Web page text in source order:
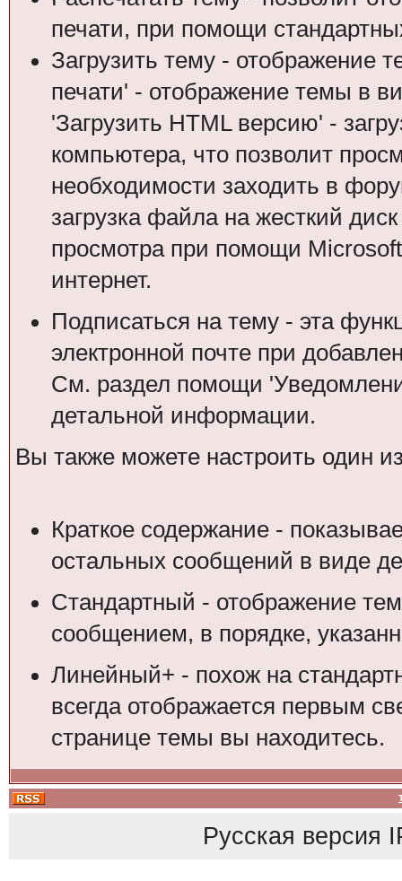
печати, при помощи
Загрузить тему - отображение
печати' - отображение темы в
'Загрузить HTML версию' -
компьютера, что позволит
необходимости заходить в
загрузка файла на жесткий
просмотра при помощи
интернет.
Подписаться на тему - эта
электронной почте при
См. раздел помощи
детальной информации.
Вы также можете настроить один
Краткое содержание -
остальных сообщений в виде
Стандартный - отображение
сообщением, в порядке,
Линейный+ - похож на
всегда отображается первым
странице темы вы находитесь.
Русская версия